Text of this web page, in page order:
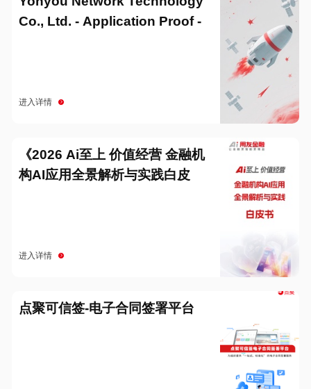
Co., Ltd. - Application Proof -
进入详情
《2026 Ai至上 价值经营 金融机
构AI应用全景解析与实践白皮
进入详情
点聚可信签-电子合同签署平台